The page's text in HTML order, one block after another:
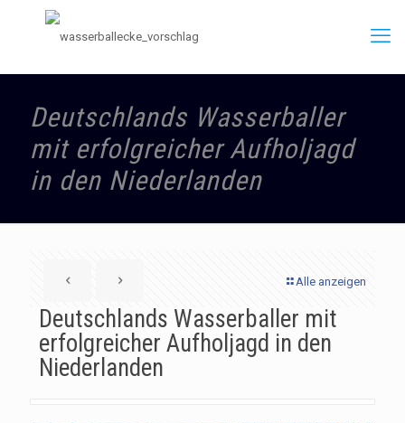
Deutschlands Wasserballer
mit erfolgreicher Aufholjagd
in den Niederlanden
Alle anzeigen
Deutschlands Wasserballer mit
erfolgreicher Aufholjagd in den
Niederlanden